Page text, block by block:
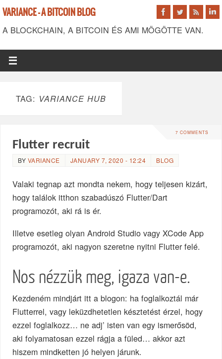
VARIANCE - A BITCOIN BLOG
A BLOCKCHAIN, A BITCOIN ÉS AMI MÖGÖTTE VAN.
TAG: VARIANCE HUB
7 COMMENTS
Flutter recruit
BY VARIANCE JANUARY 7, 2020 - 12:24 BLOG
Valaki tegnap azt mondta nekem, hogy teljesen kizárt,
hogy találok itthon szabadúszó Flutter/Dart
programozót, aki rá is ér.
Illetve esetleg olyan Android Studio vagy XCode App
programozót, aki nagyon szeretne nyitni Flutter felé.
Nos nézzük meg, igaza van-e.
Kezdeném mindjárt itt a blogon: ha foglalkoztál már
Flutterrel, vagy leküzdhetetlen késztetést érzel, hogy
ezzel foglalkozz… ne adj’ isten van egy ismerősöd,
aki folyamatosan ezzel rágja a füled… akkor azt
hiszem mindketten jó helyen járunk.